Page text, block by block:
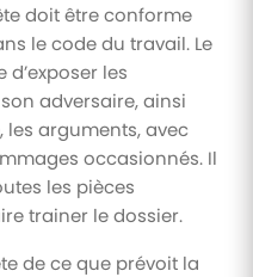
doit être conforme
le code du travail. Le
les
adversaire, ainsi
arguments, avec
occasionnés. Il
les pièces
trainer le dossier.
de ce que prévoit la